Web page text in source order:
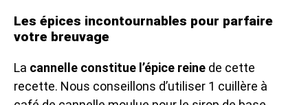
Les épices incontournables pour parfaire
votre breuvage
La cannelle constitue l’épice reine de cette
recette. Nous conseillons d’utiliser 1 cuillère à